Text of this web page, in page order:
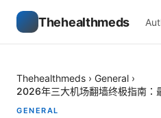
Thehealthmeds
Thehealthmeds › General ›
2026年三大机场翻墙终极指南：
GENERAL